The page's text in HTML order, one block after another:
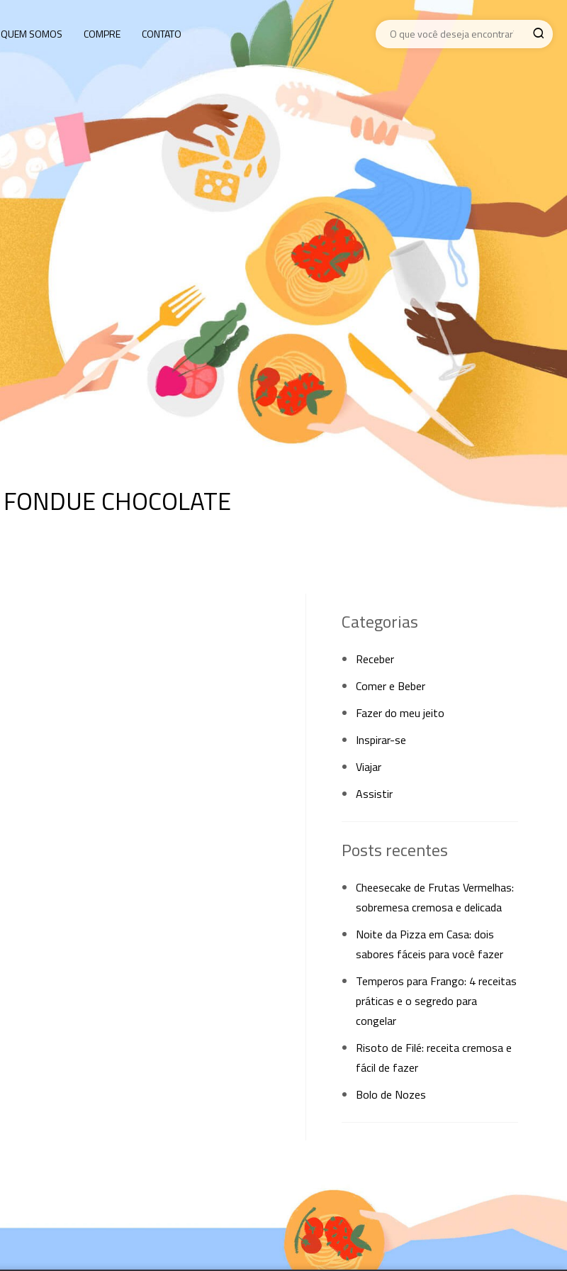
QUEM SOMOS COMPRE CONTATO
FONDUE CHOCOLATE
Categorias
Receber
Comer e Beber
Fazer do meu jeito
Inspirar-se
Viajar
Assistir
Posts recentes
Cheesecake de Frutas Vermelhas:
sobremesa cremosa e delicada
Noite da Pizza em Casa: dois
sabores fáceis para você fazer
Temperos para Frango: 4 receitas
práticas e o segredo para
congelar
Risoto de Filé: receita cremosa e
fácil de fazer
Bolo de Nozes